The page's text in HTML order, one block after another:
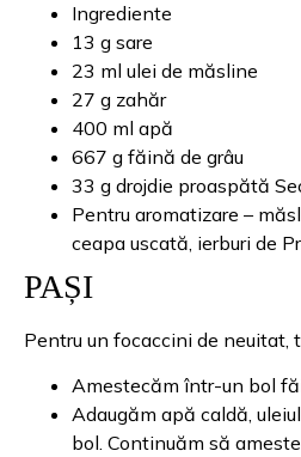
Ingrediente
13 g sare
23 ml ulei de măsline
27 g zahăr
400 ml apă
667 g făină de grâu
33 g drojdie proaspătă
Pentru aromatizare –
ceapa uscată, ierburi de
PAȘI
Pentru un focaccini de neuitat,
Amestecăm într-un bol
Adaugăm apă caldă,
bol. Continuăm să